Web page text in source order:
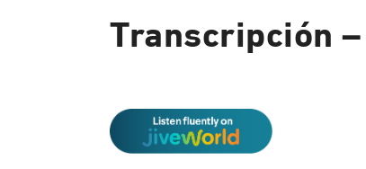
Transcripción